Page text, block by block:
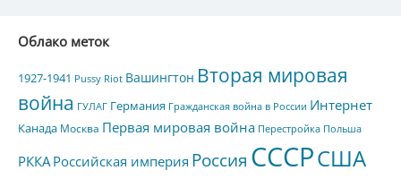
Облако меток
1927-1941 Pussy Riot Вашингтон Вторая мировая
война ГУЛАГ Германия Гражданская война в России Интернет
Канада Москва Первая мировая война Перестройка Польша
РККА Российская империя Россия СССРСША